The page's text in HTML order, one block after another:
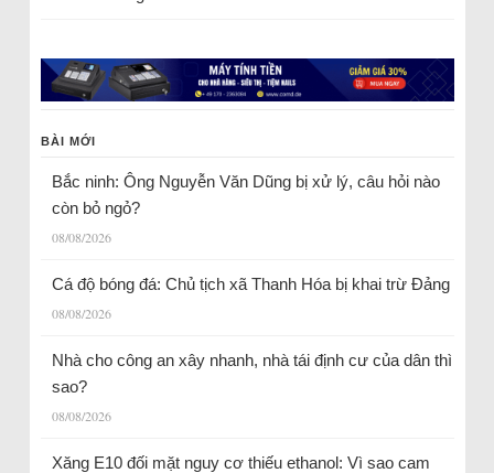
BÀI MỚI
Bắc ninh: Ông Nguyễn Văn Dũng bị xử lý, câu hỏi nào
còn bỏ ngỏ?
08/08/2026
Cá độ bóng đá: Chủ tịch xã Thanh Hóa bị khai trừ Đảng
08/08/2026
Nhà cho công an xây nhanh, nhà tái định cư của dân thì
sao?
08/08/2026
Xăng E10 đối mặt nguy cơ thiếu ethanol: Vì sao cam